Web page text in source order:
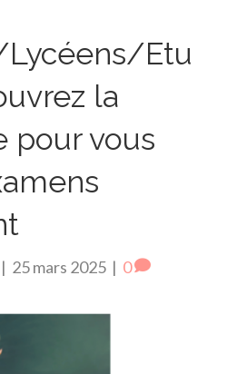
Etu
la
pour vous
| 25 mars 2025 | 0